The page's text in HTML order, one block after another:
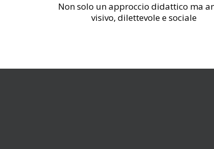
Non solo un approccio didattico ma
visivo, dilettevole e sociale